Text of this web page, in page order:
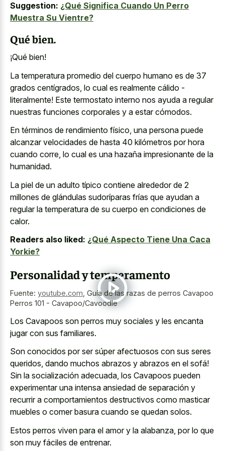
Suggestion: ¿Qué Significa Cuando Un Perro
Muestra Su Vientre?
Qué bien.
¡Qué bien!
La temperatura promedio del cuerpo humano es de 37
grados centígrados, lo cual es realmente cálido -
literalmente! Este termostato interno nos ayuda a regular
nuestras funciones corporales y a estar cómodos.
En términos de rendimiento físico, una persona puede
alcanzar velocidades de hasta 40 kilómetros por hora
cuando corre, lo cual es una hazaña impresionante de la
humanidad.
La piel de un adulto típico contiene alrededor de 2
millones de glándulas sudoríparas frías que ayudan a
regular la temperatura de su cuerpo en condiciones de
calor.
Readers also liked: ¿Qué Aspecto Tiene Una Caca
Yorkie?
Personalidad y temperamento
Fuente: youtube.com Guía de las razas de perros Cavapoo
Perros 101 - Cavapoo/Cavoodle
Los Cavapoos son perros muy sociales y les encanta
jugar con sus familiares.
Son conocidos por ser súper afectuosos con sus seres
queridos, dando muchos abrazos y abrazos en el sofá!
Sin la socialización adecuada, los Cavapoos pueden
experimentar una intensa ansiedad de separación y
recurrir a comportamientos destructivos como masticar
muebles o comer basura cuando se quedan solos.
Estos perros viven para el amor y la alabanza, por lo que
son muy fáciles de entrenar.